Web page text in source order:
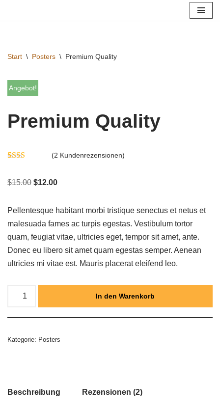
springen
Start \ Posters \ Premium Quality
Angebot!
Premium Quality
2.00
basierend
auf
Kundenbewertungen
(2 Kundenrezensionen)
$15.00 $12.00
Pellentesque habitant morbi tristique senectus et netus et
malesuada fames ac turpis egestas. Vestibulum tortor
quam, feugiat vitae, ultricies eget, tempor sit amet, ante.
Donec eu libero sit amet quam egestas semper. Aenean
ultricies mi vitae est. Mauris placerat eleifend leo.
In den Warenkorb
Kategorie: Posters
Beschreibung Rezensionen (2)